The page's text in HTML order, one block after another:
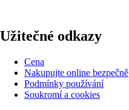
Užitečné odkazy
Cena
Nakupujte online bezpečně
Podmínky používání
Soukromí a cookies